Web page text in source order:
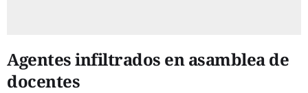
Agentes infiltrados en asamblea de
docentes